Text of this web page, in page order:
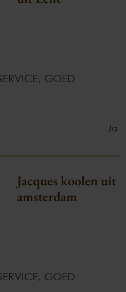
GOED
Ja
Jacques koolen uit
amsterdam
GOED